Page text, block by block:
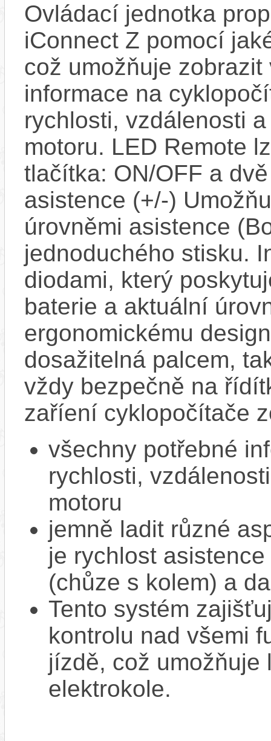
Ovládací jednotka
iConnect Z pomocí
což umožňuje
informace na
rychlosti, vzdálenosti
motoru. LED Remote
tlačítka: ON/OFF a
asistence (+/-)
úrovněmi asistence
jednoduchého stisku.
diodami, který
baterie a aktuální
ergonomickému
dosažitelná palcem,
vždy bezpečně na
zaříení cyklopočítače
všechny potřebné
rychlosti,
motoru
jemně ladit různé
je rychlost
(chůze s kolem) a
Tento systém
kontrolu nad všemi
jízdě, což
elektrokole.